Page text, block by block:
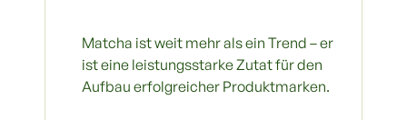
Matcha ist weit mehr als ein Trend – er
ist eine leistungsstarke Zutat für den
Aufbau erfolgreicher Produktmarken.